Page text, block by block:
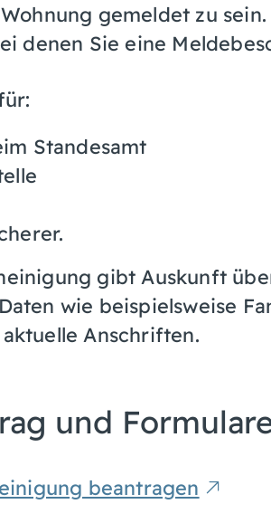
gemeldet zu
denen Sie eine
Standesamt
gibt Auskunft
wie beispielsweise
Anschriften.
und
beantragen